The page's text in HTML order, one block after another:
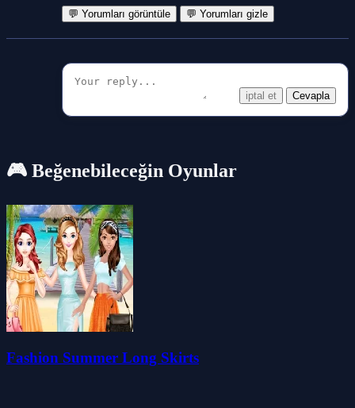
💬 Yorumları görüntüle 💬 Yorumları gizle
iptal et Cevapla
🎮 Beğenebileceğin Oyunlar
Fashion Summer Long Skirts